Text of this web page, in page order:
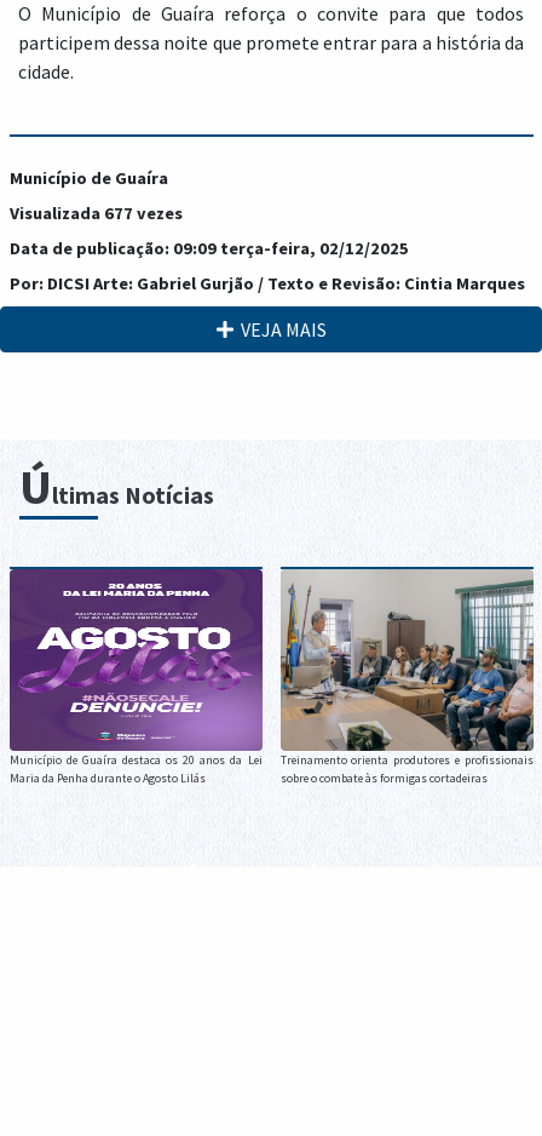
O Município de Guaíra reforça o convite para que todos
participem dessa noite que promete entrar para a história da
cidade.
Município de Guaíra
Visualizada 677 vezes
Data de publicação: 09:09 terça-feira, 02/12/2025
Por: DICSI Arte: Gabriel Gurjão / Texto e Revisão: Cintia Marques
VEJA MAIS
Últimas Notícias
Município de Guaíra destaca os 20 anos da Lei
Maria da Penha durante o Agosto Lilás
Treinamento orienta produtores e profissionais
sobre o combate às formigas cortadeiras